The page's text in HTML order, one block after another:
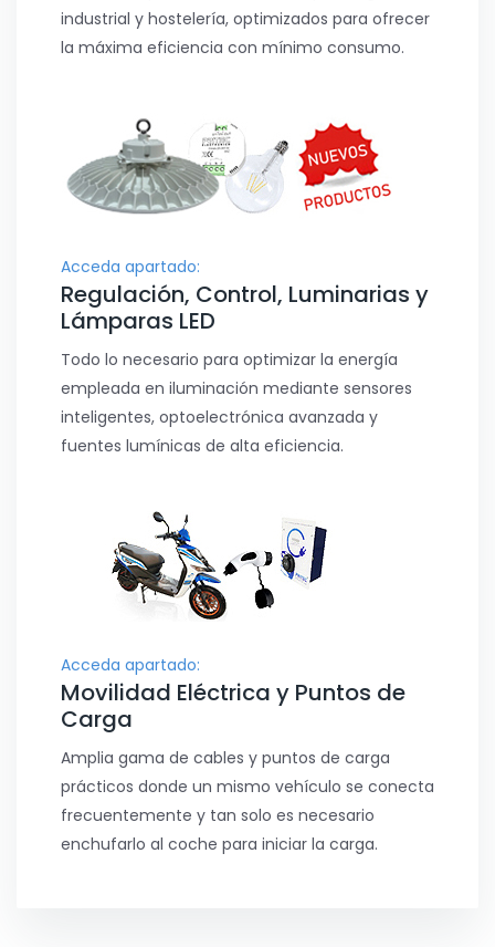
industrial y hostelería, optimizados para ofrecer
la máxima eficiencia con mínimo consumo.
Acceda apartado:
Regulación, Control, Luminarias y
Lámparas LED
Todo lo necesario para optimizar la energía
empleada en iluminación mediante sensores
inteligentes, optoelectrónica avanzada y
fuentes lumínicas de alta eficiencia.
Acceda apartado:
Movilidad Eléctrica y Puntos de
Carga
Amplia gama de cables y puntos de carga
prácticos donde un mismo vehículo se conecta
frecuentemente y tan solo es necesario
enchufarlo al coche para iniciar la carga.